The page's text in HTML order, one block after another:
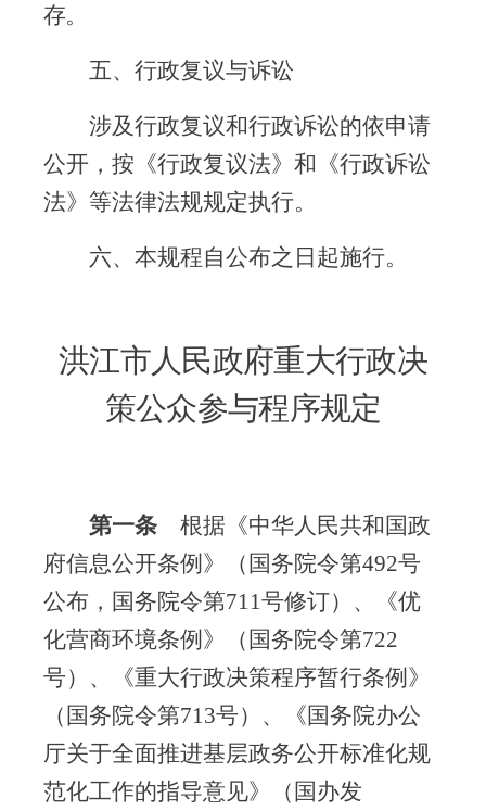
存。
五、行政复议与诉讼
涉及行政复议和行政诉讼的依申请
公开，按《行政复议法》和《行政诉讼
法》等法律法规规定执行。
六、本规程自公布之日起施行。
洪江市人民政府重大行政决
策公众参与程序规定
第一条根据《中华人民共和国政
府信息公开条例》（国务院令第492号
公布，国务院令第711号修订）、《优
化营商环境条例》（国务院令第722
号）、《重大行政决策程序暂行条例》
（国务院令第713号）、《国务院办公
厅关于全面推进基层政务公开标准化规
范化工作的指导意见》（国办发